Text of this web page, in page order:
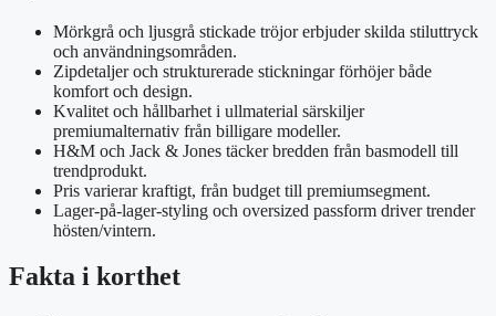
Mörkgrå och ljusgrå stickade tröjor erbjuder skilda stiluttryck
och användningsområden.
Zipdetaljer och strukturerade stickningar förhöjer både
komfort och design.
Kvalitet och hållbarhet i ullmaterial särskiljer
premiumalternativ från billigare modeller.
H&M och Jack & Jones täcker bredden från basmodell till
trendprodukt.
Pris varierar kraftigt, från budget till premiumsegment.
Lager-på-lager-styling och oversized passform driver trender
hösten/vintern.
Fakta i korthet